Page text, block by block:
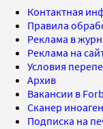
Контактная
Правила
Реклама в
Реклама на
Условия
Архив
Вакансии в
Сканер
Подписка на